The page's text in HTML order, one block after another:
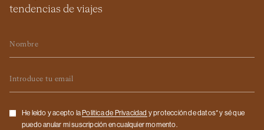
tendencias de viajes
Checkbox
He leído y acepto la Politica de Privacidad y protección de datos* y sé que
puedo anular mi suscripción en cualquier momento.